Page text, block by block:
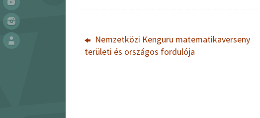
Nemzetközi Kenguru matematikaverseny
területi és országos fordulója